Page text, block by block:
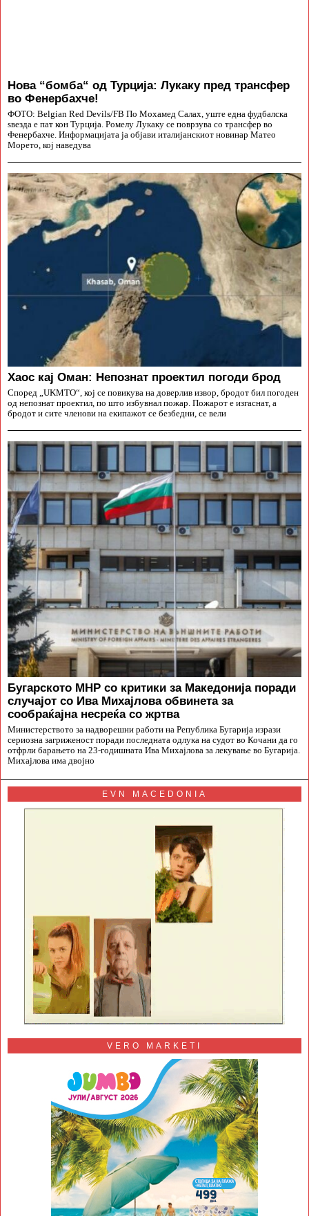
Нова “бомба“ од Турција: Лукаку пред трансфер
во Фенербахче!
ФОТО: Belgian Red Devils/FB По Мохамед Салах, уште една фудбалска
ѕвезда е пат кон Турција. Ромелу Лукаку се поврзува со трансфер во
Фенербахче. Информацијата ја објави италијанскиот новинар Матео
Морето, кој наведува
Хаос кај Оман: Непознат проектил погоди брод
Според „UKMTO“, кој се повикува на доверлив извор, бродот бил погоден
од непознат проектил, по што избувнал пожар. Пожарот е изгаснат, а
бродот и сите членови на екипажот се безбедни, се вели
Бугарското МНР со критики за Македонија поради
случајот со Ива Михајлова обвинета за
сообраќајна несреќа со жртва
Министерството за надворешни работи на Република Бугарија изрази
сериозна загриженост поради последната одлука на судот во Кочани да го
отфрли барањето на 23-годишната Ива Михајлова за лекување во Бугарија.
Михајлова има двојно
EVN MACEDONIA
VERO MARKETI